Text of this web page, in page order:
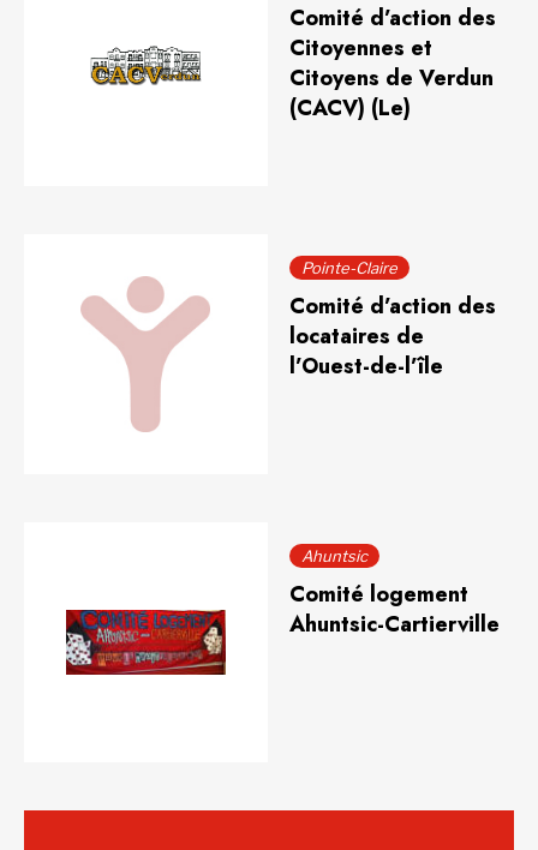
Comité d’action des
Citoyennes et
Citoyens de Verdun
(CACV) (Le)
Pointe-Claire
Comité d’action des
locataires de
l’Ouest-de-l’île
Ahuntsic
Comité logement
Ahuntsic-Cartierville